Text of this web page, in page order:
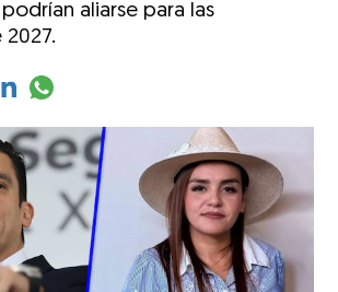
aliarse para las
actual mediante Email
artículo actual mediante Facebook
el artículo actual mediante Twitter
el artículo actual mediante LinkedIn
Compartir el artículo actual mediante